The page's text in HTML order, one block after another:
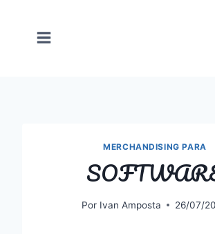
contenido
MERCHANDISING PARA
Por Ivan Amposta 26/07/